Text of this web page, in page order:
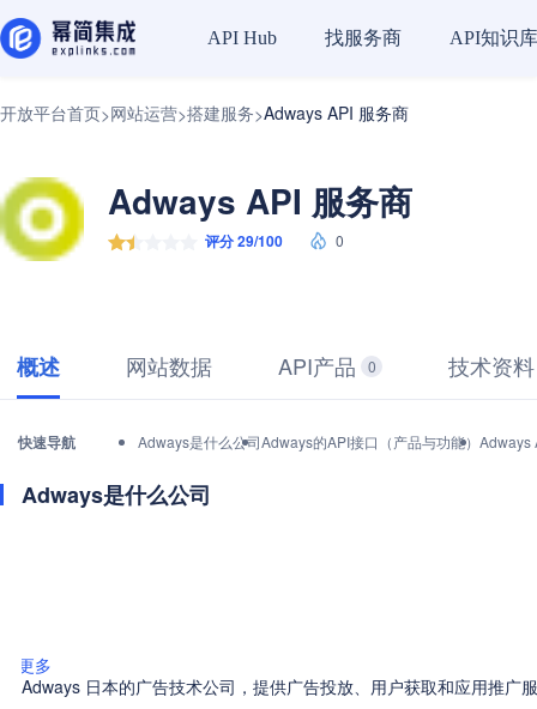
API Hub 找服务商 API知识库
开放平台首页>网站运营>搭建服务>Adways API 服务商
Adways API 服务商
评分 29/100 0
概述 网站数据 API产品 0 技术资料
快速导航 Adways是什么公司Adways的API接口（产品与功能） Adways
Adways是什么公司
更多
Adways 日本的广告技术公司，提供广告投放、用户获取和应用推广